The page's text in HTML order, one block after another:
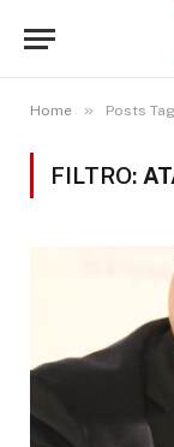
Home » Posts
FILTRO: